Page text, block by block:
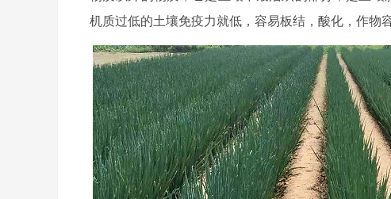
机质过低的土壤免疫力就低，容易板结，酸化，作物容